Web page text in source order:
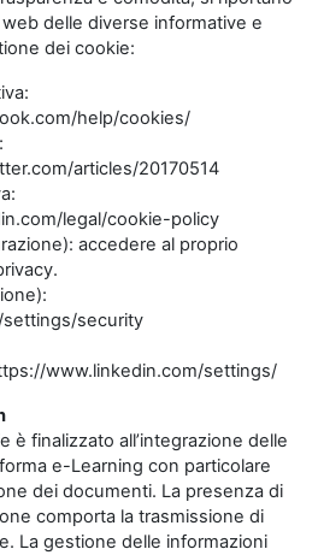
delle diverse informative e
dei cookie:
help/cookies/
articles/20170514
legal/cookie-policy
accedere al proprio
security
www.linkedin.com/settings/
è finalizzato all’integrazione delle
e-Learning con particolare
dei documenti. La presenza di
comporta la trasmissione di
La gestione delle informazioni